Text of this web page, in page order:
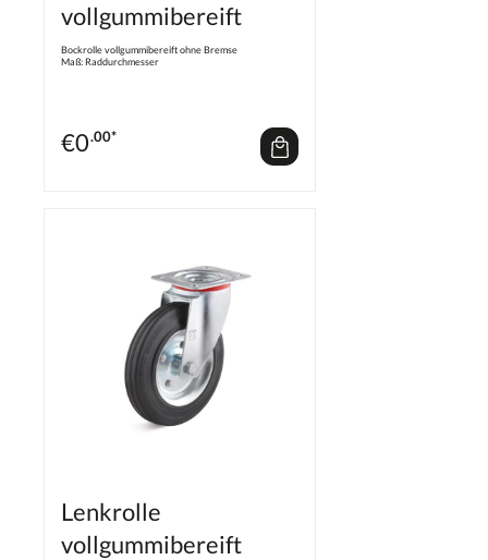
vollgummibereift
Bockrolle vollgummibereift ohne Bremse
Maß: Raddurchmesser
€0.00*
Lenkrolle
vollgummibereift